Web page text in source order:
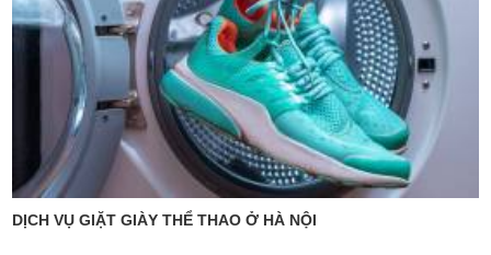
DỊCH VỤ GIẶT GIÀY THỂ THAO Ở HÀ NỘI